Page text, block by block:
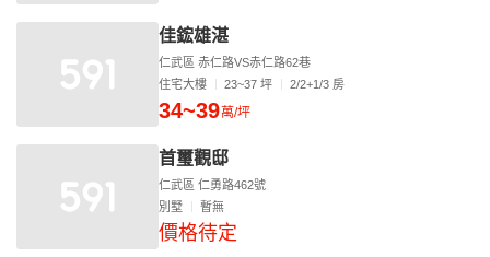
佳鋐雄湛
仁武區 赤仁路VS赤仁路62巷
住宅大樓
23~37 坪 2/2+1/3 房
34~39萬/坪
首璽觀邸
仁武區 仁勇路462號
別墅
暫無
價格待定